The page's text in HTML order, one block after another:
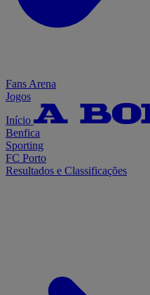
Fans Arena
Jogos
Início
Benfica
Sporting
FC Porto
Resultados e Classificações